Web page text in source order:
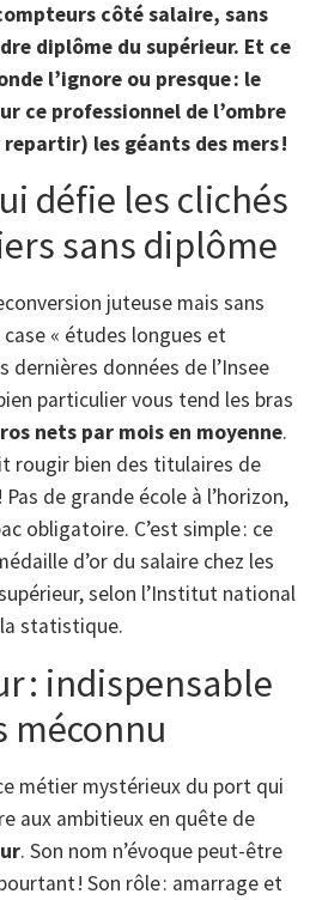
côté salaire, sans
diplôme du supérieur. Et ce
l’ignore ou presque : le
ce professionnel de l’ombre
les géants des mers !
défie les clichés
sans diplôme
juteuse mais sans
« études longues et
dernières données de l’Insee
particulier vous tend les bras
nets par mois en moyenne.
rougir bien des titulaires de
de grande école à l’horizon,
obligatoire. C’est simple : ce
d’or du salaire chez les
selon l’Institut national
statistique.
: indispensable
méconnu
métier mystérieux du port qui
aux ambitieux en quête de
. Son nom n’évoque peut-être
! Son rôle : amarrage et